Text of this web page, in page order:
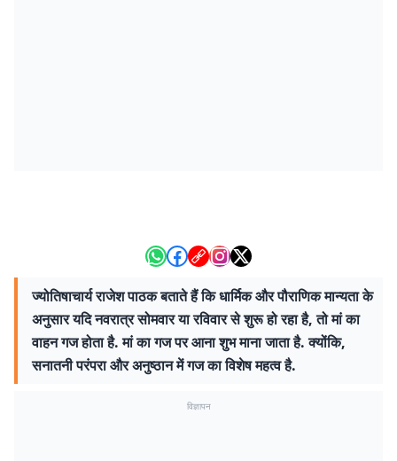
ज्योतिषाचार्य राजेश पाठक बताते हैं कि धार्मिक और पौराणिक मान्यता के
अनुसार यदि नवरात्र सोमवार या रविवार से शुरू हो रहा है, तो मां का
वाहन गज होता है. मां का गज पर आना शुभ माना जाता है. क्योंकि,
सनातनी परंपरा और अनुष्ठान में गज का विशेष महत्व है.
विज्ञापन